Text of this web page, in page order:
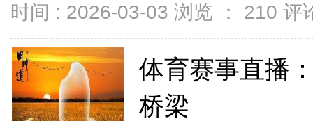
时间 : 2026-03-03 浏览 ： 210 评
体育赛事直播
桥梁